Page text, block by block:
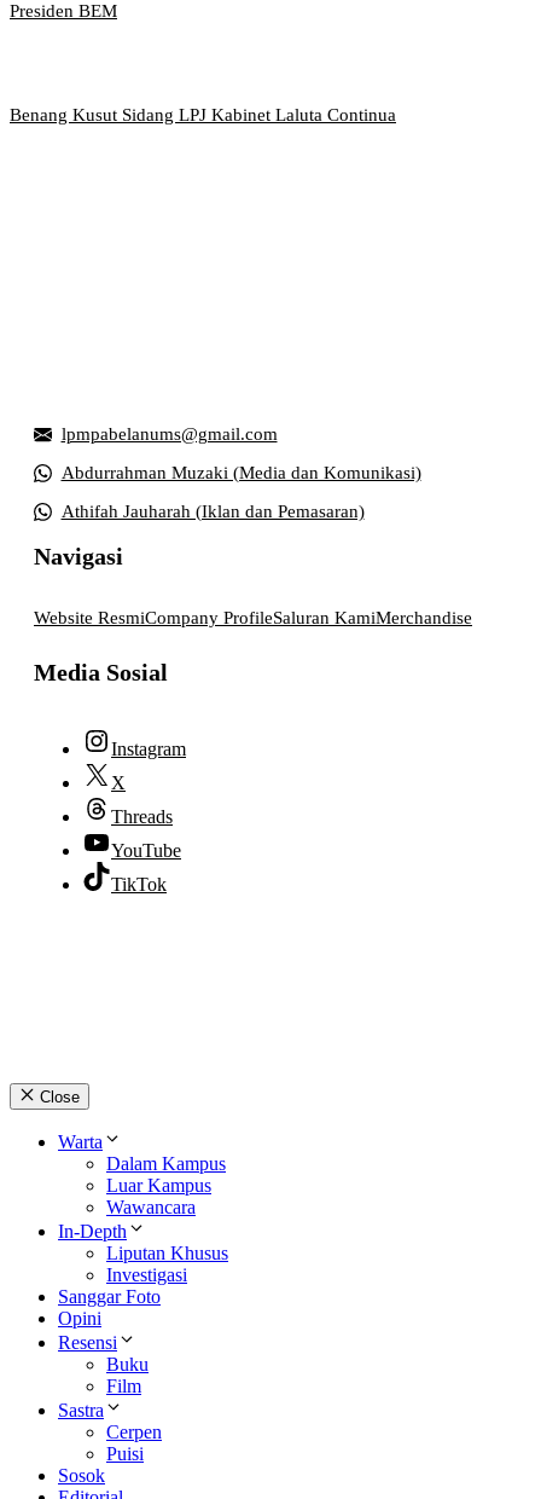
Presiden BEM
Benang Kusut Sidang LPJ Kabinet Laluta Continua
lpmpabelanums@gmail.com
Abdurrahman Muzaki (Media dan Komunikasi)
Athifah Jauharah (Iklan dan Pemasaran)
Navigasi
Website ResmiCompany ProfileSaluran KamiMerchandise
Media Sosial
Instagram
X
Threads
YouTube
TikTok
Close
Warta
Dalam Kampus
Luar Kampus
Wawancara
In-Depth
Liputan Khusus
Investigasi
Sanggar Foto
Opini
Resensi
Buku
Film
Sastra
Cerpen
Puisi
Sosok